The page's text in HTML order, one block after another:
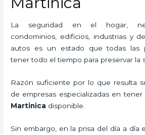
La seguridad en el hogar,
condominios, edificios, industrias y
autos es un estado que todas las
tener todo el tiempo para preservar la
Razón suficiente por lo que resulta
de empresas especializadas en tener
Martinica disponible.
Sin embargo, en la prisa del día a día